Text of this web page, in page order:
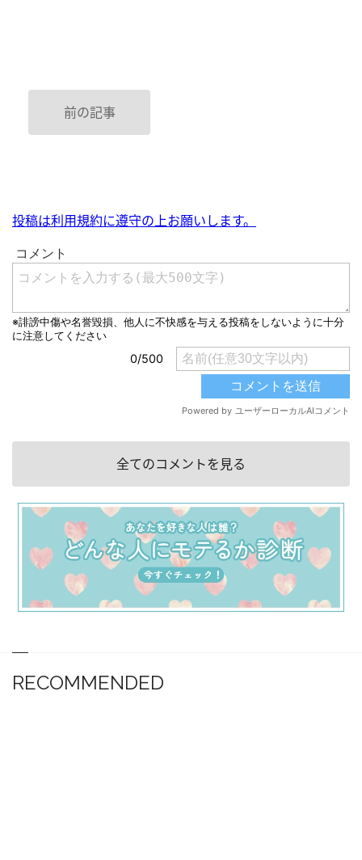
前の記事
投稿は利用規約に遵守の上お願いします。
全てのコメントを見る
RECOMMENDED